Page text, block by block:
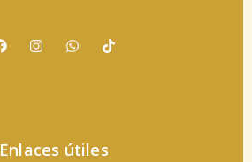
Enlaces útiles